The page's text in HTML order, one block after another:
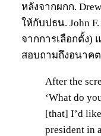
หลังจากผกก.
ให้กับปธน. John
จากการเลือกตั้ง)
สอบถามถึงอนาค
After the
‘What do
[that] I’d
president in